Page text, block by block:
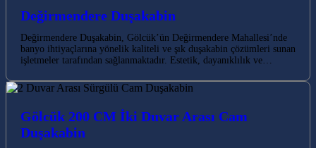
Değirmendere Duşakabin
Değirmendere Duşakabin, Gölcük’ün Değirmendere Mahallesi’nde
banyo ihtiyaçlarına yönelik kaliteli ve şık duşakabin çözümleri sunan
işletmeler tarafından sağlanmaktadır. Estetik, dayanıklılık ve…
Gölcük 200 CM İki Duvar Arası Cam
Duşakabin